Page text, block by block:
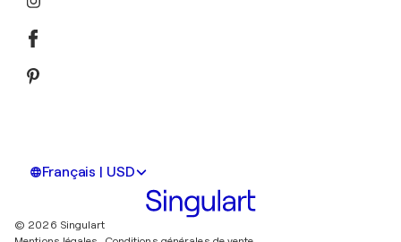
Français | USD
© 2026 Singulart